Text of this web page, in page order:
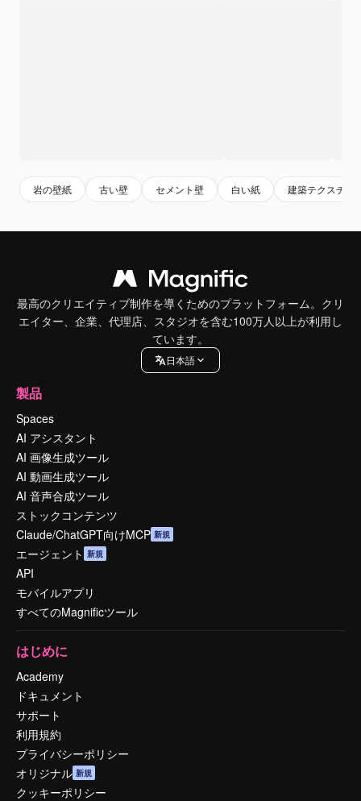
岩の壁紙 古い壁 セメント壁 白い紙 建築テクスチャ
最高のクリエイティブ制作を導くためのプラットフォーム。クリ
エイター、企業、代理店、スタジオを含む100万人以上が利用し
ています。
日本語
製品
Spaces
AI アシスタント
AI 画像生成ツール
AI 動画生成ツール
AI 音声合成ツール
ストックコンテンツ
Claude/ChatGPT向けMCP 新規
エージェント 新規
API
モバイルアプリ
すべてのMagnificツール
はじめに
Academy
ドキュメント
サポート
利用規約
プライバシーポリシー
オリジナル 新規
クッキーポリシー